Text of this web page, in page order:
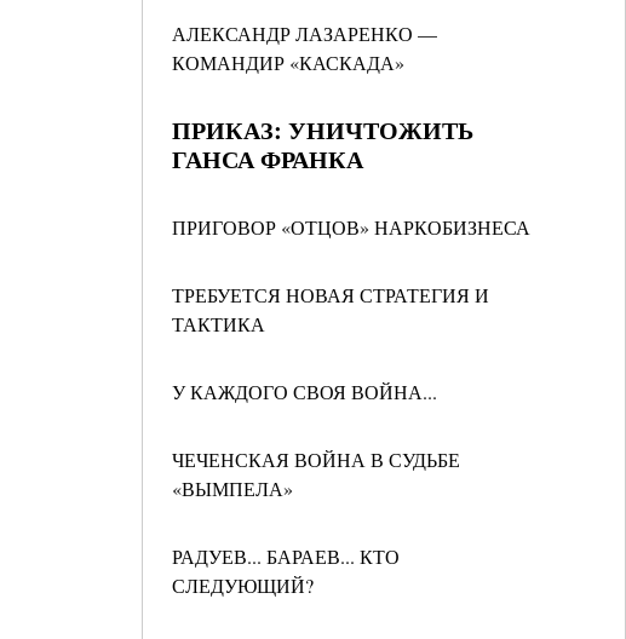
АЛЕКСАНДР ЛАЗАРЕНКО —
КОМАНДИР «КАСКАДА»
ПРИКАЗ: УНИЧТОЖИТЬ
ГАНСА ФРАНКА
ПРИГОВОР «ОТЦОВ» НАРКОБИЗНЕСА
ТРЕБУЕТСЯ НОВАЯ СТРАТЕГИЯ И
ТАКТИКА
У КАЖДОГО СВОЯ ВОЙНА...
ЧЕЧЕНСКАЯ ВОЙНА В СУДЬБЕ
«ВЫМПЕЛА»
РАДУЕВ... БАРАЕВ... КТО
СЛЕДУЮЩИЙ?